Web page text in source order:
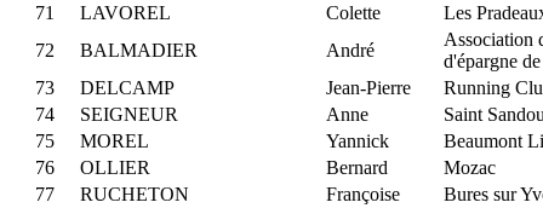
71
LAVOREL Colette
Les
72
BALMADIER André
Association
d'épargne
73
DELCAMP Jean-Pierre
Running
74
SEIGNEUR Anne
Saint
75
MOREL Yannick
Beaumont
76
OLLIER Bernard
Mozac
77
RUCHETON Françoise
Bures sur